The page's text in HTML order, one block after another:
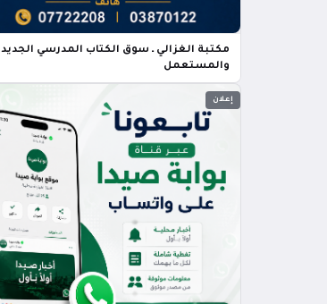
مكتبة الغزالي ـ سوق الكتاب المدرسي الجديد
والمستعمل
إعلان